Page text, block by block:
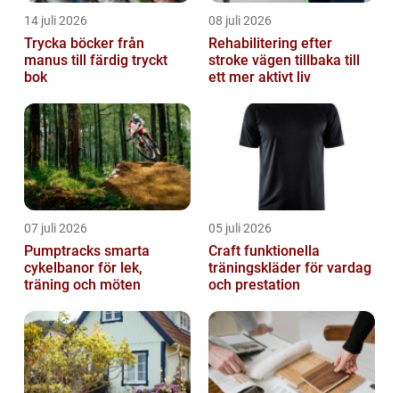
14 juli 2026
Trycka böcker från
manus till färdig tryckt
bok
08 juli 2026
Rehabilitering efter
stroke vägen tillbaka till
ett mer aktivt liv
07 juli 2026
Pumptracks smarta
cykelbanor för lek,
träning och möten
05 juli 2026
Craft funktionella
träningskläder för vardag
och prestation